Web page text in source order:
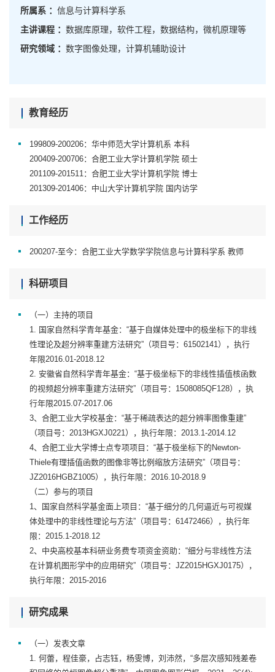
所属系 ： 信息与计算科学系
主讲课程 ： 数据库原理，软件工程，数据结构，微机原理等
研究领域 ： 数字图像处理，计算机辅助设计
教育经历
199809-200206：华中师范大学计算机系 本科
200409-200706：合肥工业大学计算机学院 硕士
201109-201511：合肥工业大学计算机学院 博士
201309-201406：中山大学计算机学院 国内访学
工作经历
200207-至今：合肥工业大学数学学院信息与计算科学系 教师
科研项目
（一）主持的项目
1. 国家自然科学青年基金：“基于自媒体处理中的极坐标下的非线
性理论及超分辨率重建方法研究”（项目号：61502141），执行
年限2016.01-2018.12
2. 安徽省自然科学青年基金：“基于极坐标下的非线性插值核函数
的视频超分辨率重建方法研究”（项目号：1508085QF128），执
行年限2015.07-2017.06
3、合肥工业大学校基金：“基于稀疏表达的超分辨率图像重建”
（项目号：2013HGXJ0221），执行年限：2013.1-2014.12
4、合肥工业大学博士点专项项目：“基于极坐标下的Newton-
Thiele有理插值函数的图像非等比例缩放方法研究”（项目号：
JZ2016HGBZ1005），执行年限：2016.10-2018.9
（二）参与的项目
1、国家自然科学基金面上项目：“基于细分的几何逼近与可视媒
体处理中的非线性理论与方法”（项目号：61472466），执行年
限：2015.1-2018.12
2、中央高校基本科研业务费专项资金资助：“细分与非线性方法
在计算机图形学中的应用研究”（项目号：JZ2015HGXJ0175），
执行年限：2015-2016
研究成果
（一）发表文章
1. 何蕾，程佳豪，占志钰，杨雯博，刘沛然，“多层次感知残差卷